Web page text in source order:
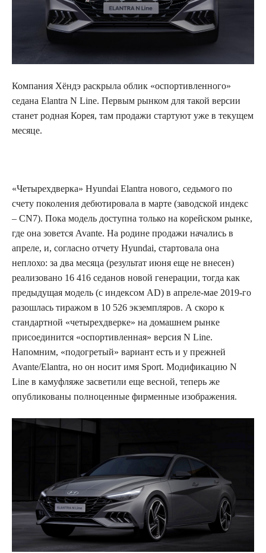
Компания Хёндэ раскрыла облик «оспортивленного»
седана Elantra N Line. Первым рынком для такой версии
станет родная Корея, там продажи стартуют уже в текущем
месяце.
«Четырехдверка» Hyundai Elantra нового, седьмого по
счету поколения дебютировала в марте (заводской индекс
– CN7). Пока модель доступна только на корейском рынке,
где она зовется Avante. На родине продажи начались в
апреле, и, согласно отчету Hyundai, стартовала она
неплохо: за два месяца (результат июня еще не внесен)
реализовано 16 416 седанов новой генерации, тогда как
предыдущая модель (с индексом AD) в апреле-мае 2019-го
разошлась тиражом в 10 526 экземпляров. А скоро к
стандартной «четырехдверке» на домашнем рынке
присоединится «оспортивленная» версия N Line.
Напомним, «подогретый» вариант есть и у прежней
Avante/Elantra, но он носит имя Sport. Модификацию N
Line в камуфляже засветили еще весной, теперь же
опубликованы полноценные фирменные изображения.